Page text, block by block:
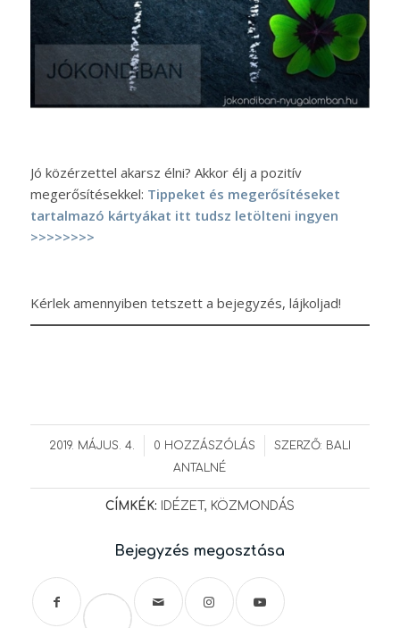
Jó közérzettel akarsz élni? Akkor élj a pozitív
megerősítésekkel: Tippeket és megerősítéseket
tartalmazó kártyákat itt tudsz letölteni ingyen
>>>>>>>>
Kérlek amennyiben tetszett a bejegyzés, lájkoljad!
2019. MÁJUS. 4.
/ 0 HOZZÁSZÓLÁS
/ SZERZŐ: BALI
ANTALNÉ
CÍMKÉK: IDÉZET , KÖZMONDÁS
Bejegyzés megosztása
Save